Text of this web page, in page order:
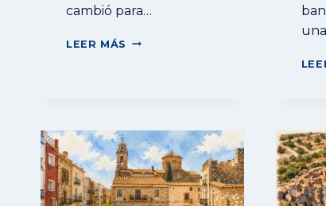
cambió para…
LEER MÁS
TODO
UN
TERRITORIO